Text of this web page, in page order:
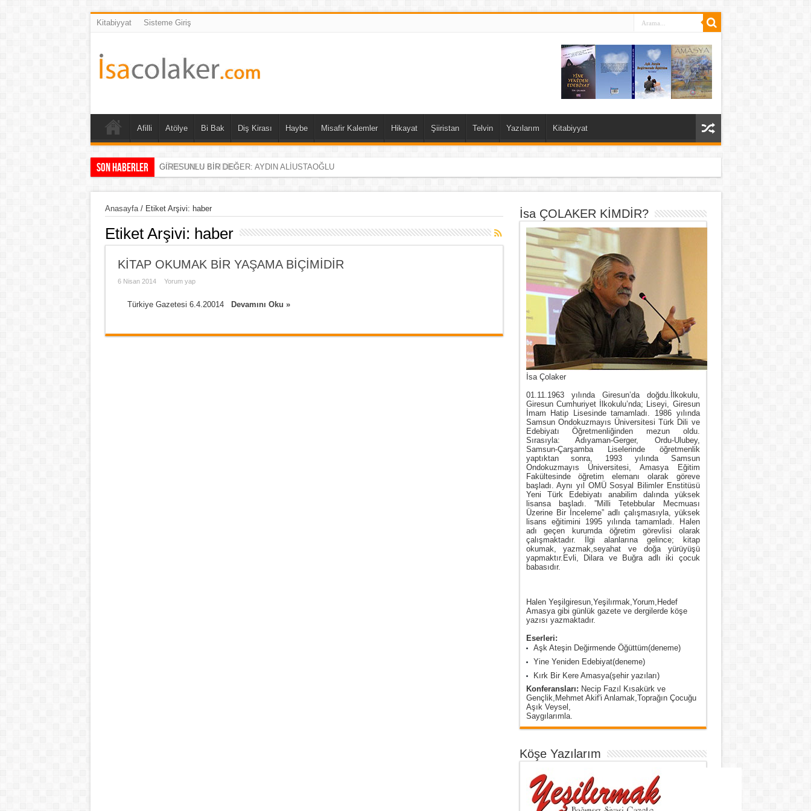
Kitabiyyat Sisteme Giriş
Afilli Atölye Bi Bak Diş Kirası Haybe Misafir Kalemler Hikayat Şiiristan Telvin Yazılarım Kitabiyyat
Son Haberler GİRESUNLU BİR DEĞER: AYDIN ALİUSTAOĞLU
Anasayfa/ Etiket Arşivi: haber
Etiket Arşivi: haber
KİTAP OKUMAK BİR YAŞAMA BİÇİMİDİR
6 Nisan 2014 Yorum yap
Türkiye Gazetesi 6.4.20014 Devamını Oku »
İsa ÇOLAKER KİMDİR?
İsa Çolaker
01.11.1963 yılında Giresun’da doğdu.İlkokulu,
Giresun Cumhuriyet İlkokulu’nda; Liseyi, Giresun
İmam Hatip Lisesinde tamamladı. 1986 yılında
Samsun Ondokuzmayıs Üniversitesi Türk Dili ve
Edebiyatı Öğretmenliğinden mezun oldu.
Sırasıyla: Adıyaman-Gerger, Ordu-Ulubey,
Samsun-Çarşamba Liselerinde öğretmenlik
yaptıktan sonra, 1993 yılında Samsun
Ondokuzmayıs Üniversitesi, Amasya Eğitim
Fakültesinde öğretim elemanı olarak göreve
başladı. Aynı yıl OMÜ Sosyal Bilimler Enstitüsü
Yeni Türk Edebiyatı anabilim dalında yüksek
lisansa başladı. ”Milli Tetebbular Mecmuası
Üzerine Bir İnceleme” adlı çalışmasıyla, yüksek
lisans eğitimini 1995 yılında tamamladı. Halen
adı geçen kurumda öğretim görevlisi olarak
çalışmaktadır. İlgi alanlarına gelince; kitap
okumak, yazmak,seyahat ve doğa yürüyüşü
yapmaktır.Evli, Dilara ve Buğra adlı iki çocuk
babasıdır.
Halen Yeşilgiresun,Yeşilırmak,Yorum,Hedef
Amasya gibi günlük gazete ve dergilerde köşe
yazısı yazmaktadır.
Eserleri:
Aşk Ateşin Değirmende Öğüttüm(deneme)
Yine Yeniden Edebiyat(deneme)
Kırk Bir Kere Amasya(şehir yazıları)
Konferansları: Necip Fazıl Kısakürk ve
Gençlik,Mehmet Akif'i Anlamak,Toprağın Çocuğu
Aşık Veysel,
Saygılarımla.
Köşe Yazılarım